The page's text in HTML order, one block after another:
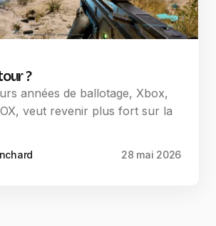
?
années de ballotage, Xbox,
veut revenir plus fort sur la
28 mai 2026